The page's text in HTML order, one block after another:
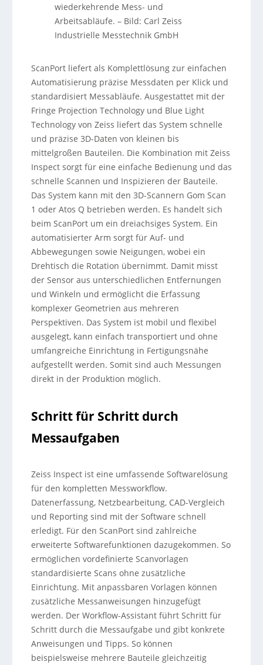
wiederkehrende Mess- und
Arbeitsabläufe. – Bild: Carl Zeiss
Industrielle Messtechnik GmbH
ScanPort liefert als Komplettlösung zur einfachen
Automatisierung präzise Messdaten per Klick und
standardisiert Messabläufe. Ausgestattet mit der
Fringe Projection Technology und Blue Light
Technology von Zeiss liefert das System schnelle
und präzise 3D-Daten von kleinen bis
mittelgroßen Bauteilen. Die Kombination mit Zeiss
Inspect sorgt für eine einfache Bedienung und das
schnelle Scannen und Inspizieren der Bauteile.
Das System kann mit den 3D-Scannern Gom Scan
1 oder Atos Q betrieben werden. Es handelt sich
beim ScanPort um ein dreiachsiges System. Ein
automatisierter Arm sorgt für Auf- und
Abbewegungen sowie Neigungen, wobei ein
Drehtisch die Rotation übernimmt. Damit misst
der Sensor aus unterschiedlichen Entfernungen
und Winkeln und ermöglicht die Erfassung
komplexer Geometrien aus mehreren
Perspektiven. Das System ist mobil und flexibel
ausgelegt, kann einfach transportiert und ohne
umfangreiche Einrichtung in Fertigungsnähe
aufgestellt werden. Somit sind auch Messungen
direkt in der Produktion möglich.
Schritt für Schritt durch
Messaufgaben
Zeiss Inspect ist eine umfassende Softwarelösung
für den kompletten Messworkflow.
Datenerfassung, Netzbearbeitung, CAD-Vergleich
und Reporting sind mit der Software schnell
erledigt. Für den ScanPort sind zahlreiche
erweiterte Softwarefunktionen dazugekommen. So
ermöglichen vordefinierte Scanvorlagen
standardisierte Scans ohne zusätzliche
Einrichtung. Mit anpassbaren Vorlagen können
zusätzliche Messanweisungen hinzugefügt
werden. Der Workflow-Assistant führt Schritt für
Schritt durch die Messaufgabe und gibt konkrete
Anweisungen und Tipps. So können
beispielsweise mehrere Bauteile gleichzeitig